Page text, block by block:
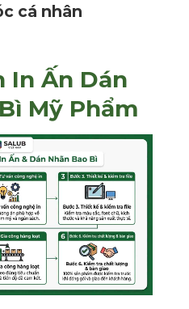
cá nhân
In Ấn Dán
Mỹ Phẩm